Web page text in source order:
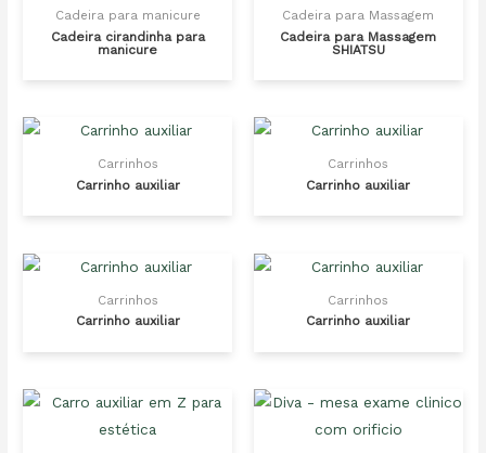
Cadeira para manicure
Cadeira cirandinha para
manicure
Cadeira para Massagem
Cadeira para Massagem
SHIATSU
Carrinhos
Carrinho auxiliar
Carrinhos
Carrinho auxiliar
Carrinhos
Carrinho auxiliar
Carrinhos
Carrinho auxiliar